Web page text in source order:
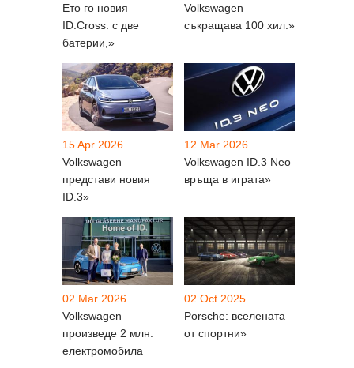
Ето го новия
ID.Cross: с две
батерии,»
Volkswagen
съкращава 100 хил.»
15 Apr 2026
Volkswagen
представи новия
ID.3»
12 Mar 2026
Volkswagen ID.3 Neo
връща в играта»
02 Mar 2026
Volkswagen
произведе 2 млн.
електромобила
02 Oct 2025
Porsche: вселената
от спортни»